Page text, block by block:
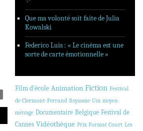
Que ma volonté soit faite de Julia
Kowalski
Federico Luis : « Le cinéma est une
sorte de carte émotionnelle »
Film d'école Animation Fiction Festival
de Clermont-Ferrand Royaume-Uni moyen-
métrage Documentaire Belgique Festival de
Cannes Vidéothèque Prix Format Court Les